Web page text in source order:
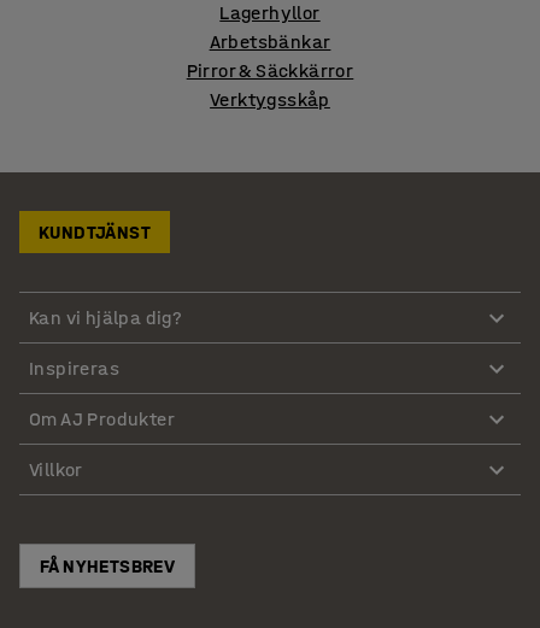
Lagerhyllor
Arbetsbänkar
Pirror & Säckkärror
Verktygsskåp
KUNDTJÄNST
Kan vi hjälpa dig?
Inspireras
Om AJ Produkter
Villkor
FÅ NYHETSBREV